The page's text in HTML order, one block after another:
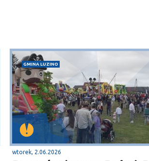
GMINA LUZINO
wtorek, 2.06.2026